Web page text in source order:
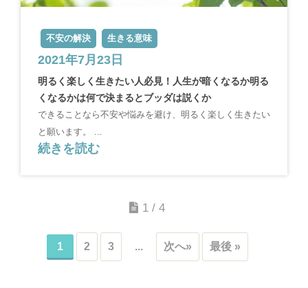
不安の解決 生きる意味
2021年7月23日
明るく楽しく生きたい人必見！人生が暗くなるか明る
くなるかは何で決まるとブッダは説くか
できることなら不安や悩みを避け、明るく楽しく生きたい
と願います。 ...
続きを読む
1 / 4
1 2 3 ... 次へ» 最後 »